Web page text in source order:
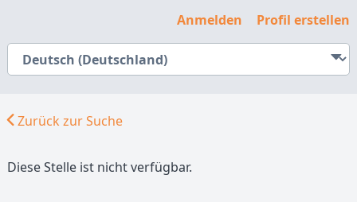
Anmelden Profil erstellen
Zurück zur Suche
Diese Stelle ist nicht verfügbar.